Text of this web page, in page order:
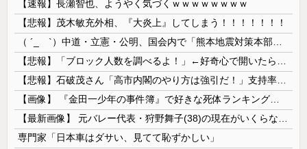
【速報】長瀬智也、ようやく気づくｗｗｗｗｗｗｗｗ
【悲報】茂木敏充外相、『大炎上』してしまう！！！！！！！
（ ´_ゝ`）中道・立憲・公明、国会内で「熊本地震対策本部会議」各省庁からヒアリング・現地から意見聴取「パーティション、人手、宿泊施設の不足や、...
【悲報】「ブロック人数を調べるよ！」←好奇心で開いたら終わるサイトだった【HotTweets】
【悲報】石破茂さん「高市内閣のやり方は強引だ！」支持率下落の理由を指摘 → ﾈｯﾄ「お前が言うな」「鳥取県だけ減税無しで！」 ｗｗｗｗｗｗｗｗｗ...
【画像】 『金田一少年の事件簿』で好きな死体ランキング１位がこちら！
【最新画像】 元バレー代表・狩野舞子(38)の現在がいくらなんでも即ハボすぎる！
専門家「日本車はダサい、見てて恥ずかしい」